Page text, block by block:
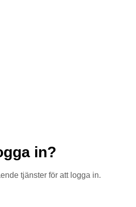
in?
tjänster för att logga in.